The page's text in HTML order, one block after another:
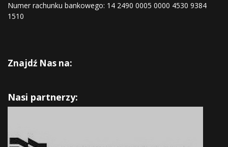
Numer rachunku bankowego: 14 2490 0005 0000 4530 9384
1510
Znajdź Nas na:
Nasi partnerzy: